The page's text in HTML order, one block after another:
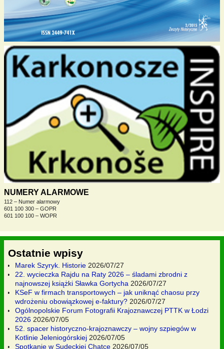
NUMERY ALARMOWE
112 – Numer alarmowy
601 100 300 – GOPR
601 100 100 – WOPR
Ostatnie wpisy
Marek Szyryk. Historie 2026/07/27
22. wycieczka Rajdu na Raty 2026 – śladami zbrodni z
najnowszej książki Sławka Gortycha 2026/07/27
KSeF w firmach transportowych – jak uniknąć chaosu przy
wdrożeniu obowiązkowej e-faktury? 2026/07/27
Ogólnopolskie Forum Fotografii Krajoznawczej PTTK w Łodzi
2026 2026/07/05
52. spacer historyczno-krajoznawczy – wojny szpiegów w
Kotlinie Jeleniogórskiej 2026/07/05
Spotkanie w Sudeckiej Chatce 2026/07/05